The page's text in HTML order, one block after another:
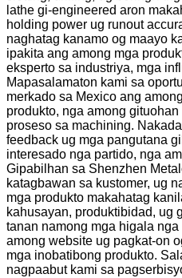
lathe gi-engineered aron
holding power ug runout
naghatag kanamo og maayo
ipakita ang among mga
eksperto sa industriya, mga
Mapasalamaton kami sa
merkado sa Mexico ang
produkto, nga among
proseso sa machining.
feedback ug mga pangutana
interesado nga partido, nga
Gipabilhan sa Shenzhen
katagbawan sa kustomer, ug
mga produkto makahatag
kahusayan, produktibidad, ug
tanan namong mga higala
among website ug pagkat-on
mga inobatibong produkto.
nagpaabut kami sa